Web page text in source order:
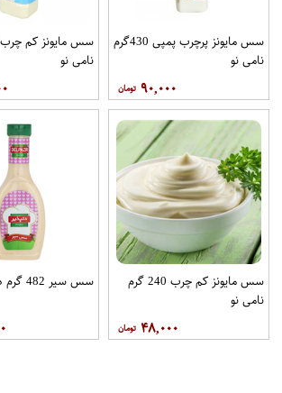
سس مایونز پرچرب پمپی 430گرم
نامی نو
۹۰,۰۰۰
نامی نو
سس مایونز کم چرب 240 گرم
نامی نو
۴۸,۰۰۰
سس سیر 482 گرم دلپذیر